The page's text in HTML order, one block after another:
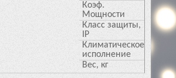
Коэф.
Мощности
0.84
Класс защиты,
IP
54
Климатическое
исполнение
Вес, кг 441